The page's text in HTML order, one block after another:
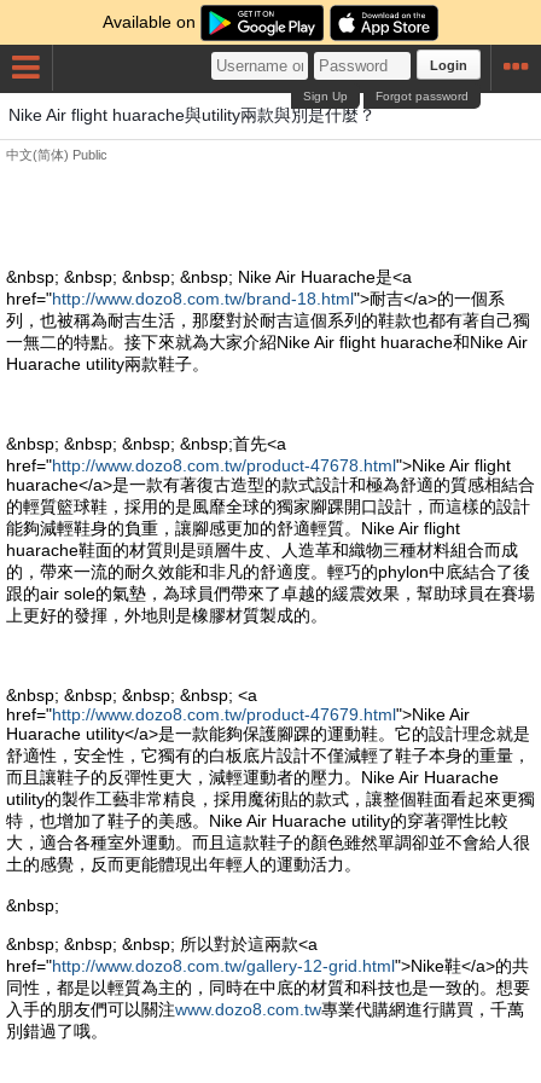
Available on
Login
Forgot password
Sign Up
Nike Air flight huarache與utility兩款與別是什麼？
中文(简体) Public
&nbsp; &nbsp; &nbsp; &nbsp; Nike Air Huarache是<a
href="http://www.dozo8.com.tw/brand-18.html">耐吉</a>的一個系
列，也被稱為耐吉生活，那麼對於耐吉這個系列的鞋款也都有著自己獨
一無二的特點。接下來就為大家介紹Nike Air flight huarache和Nike Air
Huarache utility兩款鞋子。
&nbsp; &nbsp; &nbsp; &nbsp;首先<a
href="http://www.dozo8.com.tw/product-47678.html">Nike Air flight
huarache</a>是一款有著復古造型的款式設計和極為舒適的質感相結合
的輕質籃球鞋，採用的是風靡全球的獨家腳踝開口設計，而這樣的設計
能夠減輕鞋身的負重，讓腳感更加的舒適輕質。Nike Air flight
huarache鞋面的材質則是頭層牛皮、人造革和織物三種材料組合而成
的，帶來一流的耐久效能和非凡的舒適度。輕巧的phylon中底結合了後
跟的air sole的氣墊，為球員們帶來了卓越的緩震效果，幫助球員在賽場
上更好的發揮，外地則是橡膠材質製成的。
&nbsp; &nbsp; &nbsp; &nbsp; <a
href="http://www.dozo8.com.tw/product-47679.html">Nike Air
Huarache utility</a>是一款能夠保護腳踝的運動鞋。它的設計理念就是
舒適性，安全性，它獨有的白板底片設計不僅減輕了鞋子本身的重量，
而且讓鞋子的反彈性更大，減輕運動者的壓力。Nike Air Huarache
utility的製作工藝非常精良，採用魔術貼的款式，讓整個鞋面看起來更獨
特，也增加了鞋子的美感。Nike Air Huarache utility的穿著彈性比較
大，適合各種室外運動。而且這款鞋子的顏色雖然單調卻並不會給人很
土的感覺，反而更能體現出年輕人的運動活力。
&nbsp;
&nbsp; &nbsp; &nbsp; 所以對於這兩款<a
href="http://www.dozo8.com.tw/gallery-12-grid.html">Nike鞋</a>的共
同性，都是以輕質為主的，同時在中底的材質和科技也是一致的。想要
入手的朋友們可以關注www.dozo8.com.tw專業代購網進行購買，千萬
別錯過了哦。